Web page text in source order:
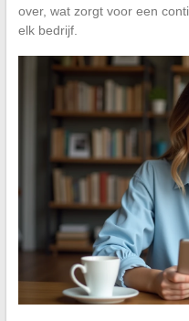
over, wat zorgt voor een
elk bedrijf.